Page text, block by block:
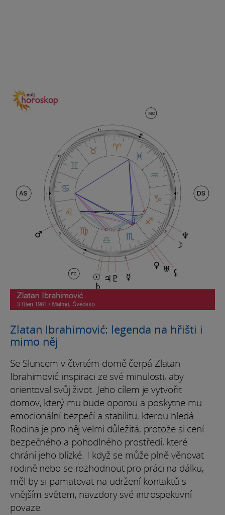
Zlatan Ibrahimović: legenda na hřišti i
mimo něj
Se Sluncem v čtvrtém domě čerpá Zlatan
Ibrahimović inspiraci ze své minulosti, aby
orientoval svůj život. Jeho cílem je vytvořit
domov, který mu bude oporou a poskytne mu
emocionální bezpečí a stabilitu, kterou hledá.
Rodina je pro něj velmi důležitá, protože si cení
bezpečného a pohodlného prostředí, které
chrání jeho blízké. I když se může plně věnovat
rodině nebo se rozhodnout pro práci na dálku,
měl by si pamatovat na udržení kontaktů s
vnějším světem, navzdory své introspektivní
povaze.